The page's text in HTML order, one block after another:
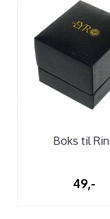
Boks til
49,-